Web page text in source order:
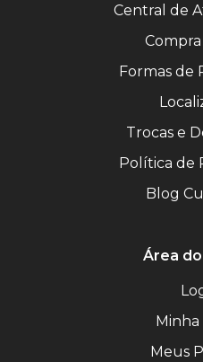
Central de
Formas de
Trocas e
Política de
Blog
Área
Meus